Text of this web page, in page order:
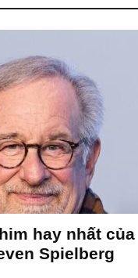
hay nhất của
Spielberg